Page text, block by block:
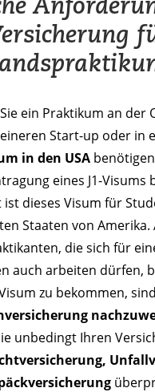
ein Praktikum an der
Start-up oder in
in den USA
eines J1-Visums
ist dieses Visum für
Staaten von
die sich für
auch arbeiten dürfen,
zu bekommen,
unbedingt Ihren